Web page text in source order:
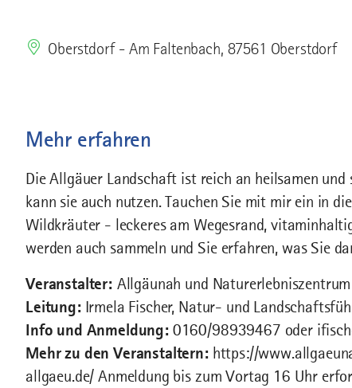
Oberstdorf - Am Faltenbach, 87561 Oberstdorf
Mehr erfahren
Die Allgäuer Landschaft ist reich an heilsamen
kann sie auch nutzen. Tauchen Sie mit mir ein in
Wildkräuter - leckeres am Wegesrand,
werden auch sammeln und Sie erfahren, was Sie
Veranstalter: Allgäunah und
Leitung:Irmela Fischer, Natur- und
Info und Anmeldung: 0160/98939467 oder
Mehr zu den Veranstaltern:https://
allgaeu.de/ Anmeldung bis zum Vortag 16 Uhr